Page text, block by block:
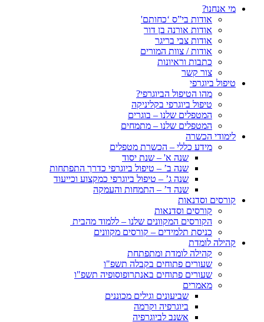
מי אנחנו?
אודות בי”ס ‘כחותם'
אודות אורנה בן דור
אודות צבי בריגר
אודות / צוות המורים
כתבות וראיונות
צור קשר
טיפול ביוגרפי
מהו הטיפול הביוגרפי?
טיפול ביוגרפי בקליניקה
המטפלים שלנו – בוגרים
המטפלים שלנו – מתמחים
לימודי הכשרה
מידע כללי – הכשרת מטפלים
שנה א' – שנת יסוד
שנה ב’ – טיפול ביוגרפי כדרך התפתחות
שנה ג’ – טיפול ביוגרפי כמקצוע וכייעוד
שנה ד’ – התמחות והעמקה
קורסים וסדנאות
קורסים וסדנאות
הקורסים המקוונים שלנו – ללמוד מהבית
כניסת תלמידים – קורסים מקוונים
קהילה לומדת
קהילה לומדת ומתפתחת
שעורים פתוחים בקבלה תשפ"ו
שעורים פתוחים באנתרופוסופיה תשפ"ו
מאמרים
שביעונים וגילים מכוננים
ביוגרפיה וקרמה
אשנב לביוגרפיה